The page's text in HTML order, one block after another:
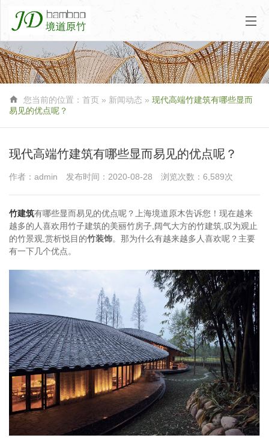
 您当前的位置： 首页 » 新闻动态 » 现代高端竹建筑有哪些显而
易见的优点呢？
现代高端竹建筑有哪些显而易见的优点呢？
作者：admin 发布时间：2020-08-28 浏览次数：6,589次
竹建筑有哪些显而易见的优点呢？上海境道原木告诉您！现在越来
越多的人喜欢用竹子建筑的美丽竹房子,阔气大方的竹建筑,叹为观止
的竹景观,赏析悦目的竹装饰。那为什么有越来越多人喜欢呢？主要
有一下几个优点。